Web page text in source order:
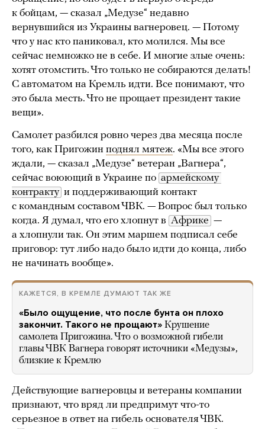
к бойцам, — сказал „Медузе“ недавно
вернувшийся из Украины вагнеровец. — Потому
что у нас кто паниковал, кто молился. Мы все
сейчас немножко не в себе. И многие злые очень:
хотят отомстить. Что только не собираются делать!
С автоматом на Кремль идти. Все понимают, что
это была месть. Что не прощает президент такие
вещи».
Самолет разбился ровно через два месяца после
того, как Пригожин поднял мятеж. «Мы все этого
ждали, — сказал „Медузе“ ветеран „Вагнера“,
сейчас воюющий в Украине по армейскому
контракту и поддерживающий контакт
с командным составом ЧВК. — Вопрос был только
когда. Я думал, что его хлопнут в Африке —
а хлопнули так. Он этим маршем подписал себе
приговор: тут либо надо было идти до конца, либо
не начинать вообще».
КАЖЕТСЯ, В КРЕМЛЕ ДУМАЮТ ТАК ЖЕ
«Было ощущение, что после бунта он плохо
закончит. Такого не прощают» Крушение
самолета Пригожина. Что о возможной гибели
главы ЧВК Вагнера говорят источники «Медузы»,
близкие к Кремлю
Действующие вагнеровцы и ветераны компании
признают, что вряд ли предпримут что-то
серьезное в ответ на гибель основателя ЧВК.